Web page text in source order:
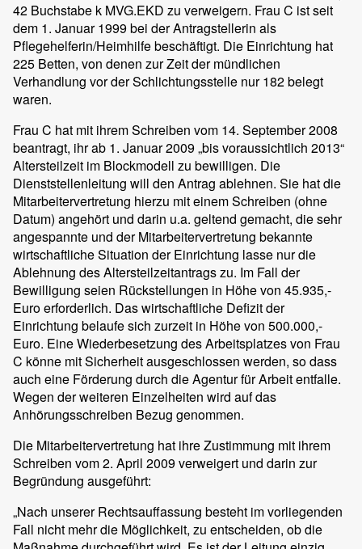
42 Buchstabe k MVG.EKD zu verweigern. Frau C ist seit
dem 1. Januar 1999 bei der Antragstellerin als
Pflegehelferin/Heimhilfe beschäftigt. Die Einrichtung hat
225 Betten, von denen zur Zeit der mündlichen
Verhandlung vor der Schlichtungsstelle nur 182 belegt
waren.
Frau C hat mit ihrem Schreiben vom 14. September 2008
beantragt, ihr ab 1. Januar 2009 „bis voraussichtlich 2013“
Altersteilzeit im Blockmodell zu bewilligen. Die
Dienststellenleitung will den Antrag ablehnen. Sie hat die
Mitarbeitervertretung hierzu mit einem Schreiben (ohne
Datum) angehört und darin u.a. geltend gemacht, die sehr
angespannte und der Mitarbeitervertretung bekannte
wirtschaftliche Situation der Einrichtung lasse nur die
Ablehnung des Altersteilzeitantrags zu. Im Fall der
Bewilligung seien Rückstellungen in Höhe von 45.935,-
Euro erforderlich. Das wirtschaftliche Defizit der
Einrichtung belaufe sich zurzeit in Höhe von 500.000,-
Euro. Eine Wiederbesetzung des Arbeitsplatzes von Frau
C könne mit Sicherheit ausgeschlossen werden, so dass
auch eine Förderung durch die Agentur für Arbeit entfalle.
Wegen der weiteren Einzelheiten wird auf das
Anhörungsschreiben Bezug genommen.
Die Mitarbeitervertretung hat ihre Zustimmung mit ihrem
Schreiben vom 2. April 2009 verweigert und darin zur
Begründung ausgeführt:
„Nach unserer Rechtsauffassung besteht im vorliegenden
Fall nicht mehr die Möglichkeit, zu entscheiden, ob die